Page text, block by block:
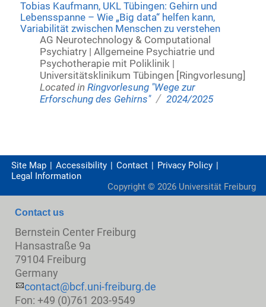
Tobias Kaufmann, UKL Tübingen: Gehirn und
Lebensspanne – Wie „Big data“ helfen kann,
Variabilität zwischen Menschen zu verstehen
AG Neurotechnology & Computational
Psychiatry | Allgemeine Psychiatrie und
Psychotherapie mit Poliklinik |
Universitätsklinikum Tübingen [Ringvorlesung]
Located inRingvorlesung "Wege zur
Erforschung des Gehirns" / 2024/2025
Site Map Accessibility Contact
Privacy Policy
Legal Information
Copyright © 2026 Universität Freiburg
Contact us
Bernstein Center Freiburg
Hansastraße 9a
79104 Freiburg
Germany
contact@bcf.uni-freiburg.de
Fon: +49 (0)761 203-9549